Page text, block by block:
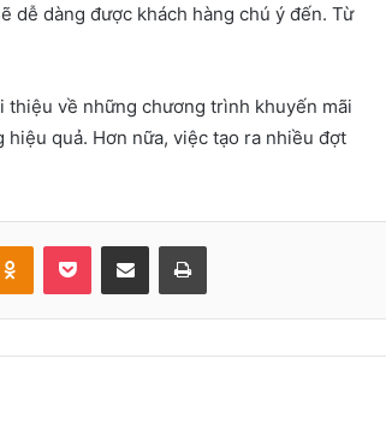
dễ dàng được khách hàng chú ý đến. Từ
thiệu về những chương trình khuyến mãi
quả. Hơn nữa, việc tạo ra nhiều đợt
Odnoklassniki
Pocket Share via Email Print